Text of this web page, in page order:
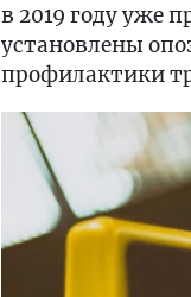
в 2019 году уже
установлены
профилактики